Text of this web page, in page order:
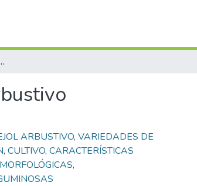
de fréjol arbustivo
ARBUSTIVO, VARIEDADES DE
, CULTIVO, CARACTERÍSTICAS
,